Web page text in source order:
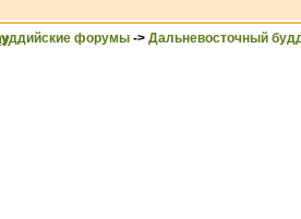
форумы -> Дальневосточный